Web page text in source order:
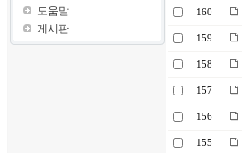
도움말
게시판
160
159
158
157
156
155